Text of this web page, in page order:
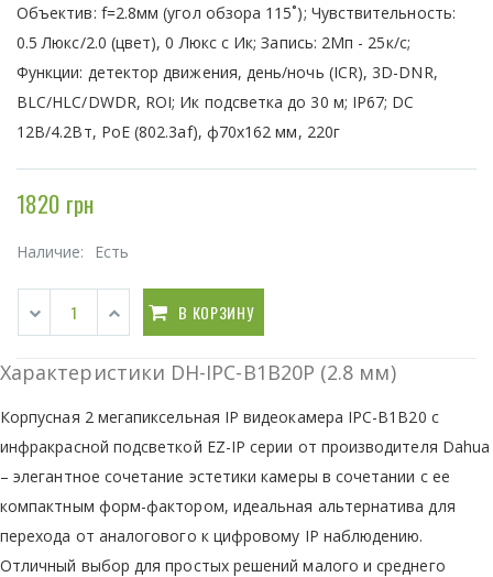
Объектив: f=2.8мм (угол обзора 115˚); Чувствительность:
0.5 Люкс/2.0 (цвет), 0 Люкс с Ик; Запись: 2Мп - 25к/с;
Функции: детектор движения, день/ночь (ICR), 3D-DNR,
BLC/HLC/DWDR, ROI; Ик подсветка до 30 м; IP67; DC
12В/4.2Вт, PoE (802.3af), ф70x162 мм, 220г
1820 грн
Наличие: Есть
В КОРЗИНУ
Характеристики DH-IPC-B1B20P (2.8 мм)
Корпусная 2 мегапиксельная IP видеокамера IPC-B1B20 с
инфракрасной подсветкой EZ-IP серии от производителя Dahua
– элегантное сочетание эстетики камеры в сочетании с ее
компактным форм-фактором, идеальная альтернатива для
перехода от аналогового к цифровому IP наблюдению.
Отличный выбор для простых решений малого и среднего